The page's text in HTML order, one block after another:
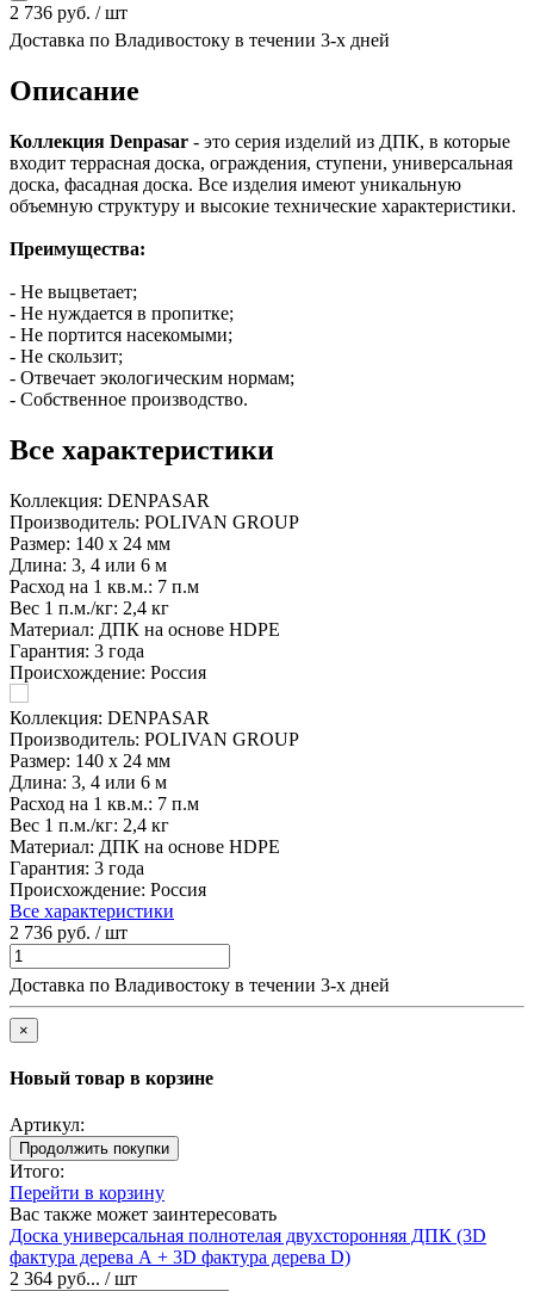
2 736 руб. / шт
Доставка по Владивостоку в течении 3-х дней
Описание
Коллекция Denpasar - это серия изделий из ДПК, в которые
входит террасная доска, ограждения, ступени, универсальная
доска, фасадная доска. Все изделия имеют уникальную
объемную структуру и высокие технические характеристики.
Преимущества:
- Не выцветает;
- Не нуждается в пропитке;
- Не портится насекомыми;
- Не скользит;
- Отвечает экологическим нормам;
- Собственное производство.
Все характеристики
Коллекция: DENPASAR
Производитель: POLIVAN GROUP
Размер: 140 х 24 мм
Длина: 3, 4 или 6 м
Расход на 1 кв.м.: 7 п.м
Вес 1 п.м./кг: 2,4 кг
Материал: ДПК на основе HDPE
Гарантия: 3 года
Происхождение: Россия
Коллекция: DENPASAR
Производитель: POLIVAN GROUP
Размер: 140 х 24 мм
Длина: 3, 4 или 6 м
Расход на 1 кв.м.: 7 п.м
Вес 1 п.м./кг: 2,4 кг
Материал: ДПК на основе HDPE
Гарантия: 3 года
Происхождение: Россия
Все характеристики
2 736 руб. / шт
Доставка по Владивостоку в течении 3-х дней
×
Новый товар в корзине
Артикул:
Продолжить покупки
Итого:
Перейти в корзину
Вас также может заинтересовать
Доска универсальная полнотелая двухсторонняя ДПК (3D
фактура дерева А + 3D фактура дерева D)
2 364 руб... / шт